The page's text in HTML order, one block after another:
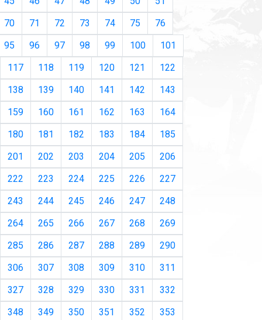
70
71 72 73 74 75
76
95
96 97 98 99 100
101
117
118 119 120 121
122
138
139 140 141 142
143
159
160 161 162 163
164
180
181 182 183 184
185
201
202 203 204 205
206
222
223 224 225 226
227
243
244 245 246 247
248
264
265 266 267 268
269
285
286 287 288 289
290
306
307 308 309 310
311
327
328 329 330 331
332
348
349 350 351 352
353